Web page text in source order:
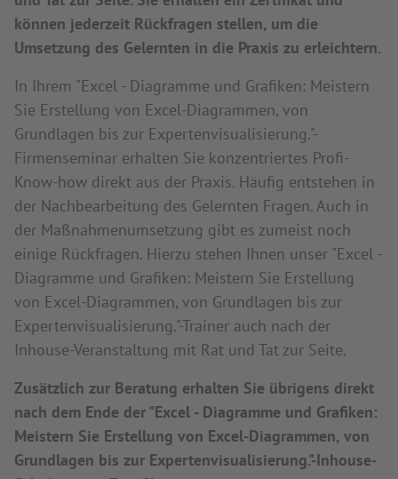
können jederzeit Rückfragen stellen, um die
Umsetzung des Gelernten in die Praxis zu erleichtern.
In Ihrem "Excel - Diagramme und Grafiken: Meistern
Sie Erstellung von Excel-Diagrammen, von
Grundlagen bis zur Expertenvisualisierung."-
Firmenseminar erhalten Sie konzentriertes Profi-
Know-how direkt aus der Praxis. Häufig entstehen in
der Nachbearbeitung des Gelernten Fragen. Auch in
der Maßnahmenumsetzung gibt es zumeist noch
einige Rückfragen. Hierzu stehen Ihnen unser "Excel -
Diagramme und Grafiken: Meistern Sie Erstellung
von Excel-Diagrammen, von Grundlagen bis zur
Expertenvisualisierung."-Trainer auch nach der
Inhouse-Veranstaltung mit Rat und Tat zur Seite.
Zusätzlich zur Beratung erhalten Sie übrigens direkt
nach dem Ende der "Excel - Diagramme und Grafiken:
Meistern Sie Erstellung von Excel-Diagrammen, von
Grundlagen bis zur Expertenvisualisierung."-Inhouse-